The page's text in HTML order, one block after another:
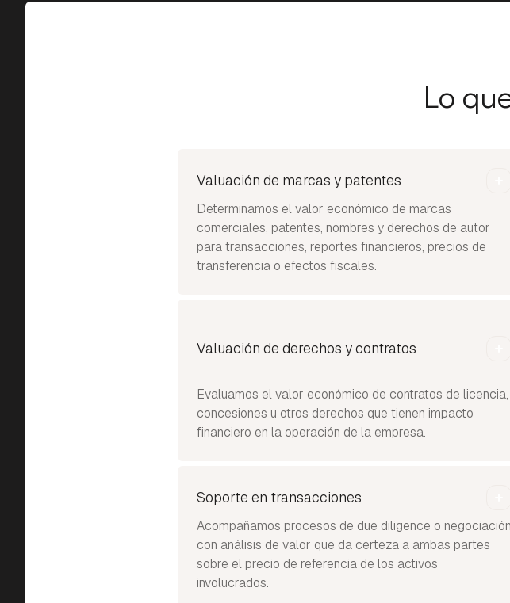
Lo
Valuación de marcas y patentes
Determinamos el valor económico de marcas
comerciales, patentes, nombres y derechos de autor
para transacciones, reportes financieros, precios de
transferencia o efectos fiscales.
Valuación de derechos y contratos
Evaluamos el valor económico de contratos de licencia,
concesiones u otros derechos que tienen impacto
financiero en la operación de la empresa.
Soporte en transacciones
Acompañamos procesos de due diligence o negociación
con análisis de valor que da certeza a ambas partes
sobre el precio de referencia de los activos
involucrados.